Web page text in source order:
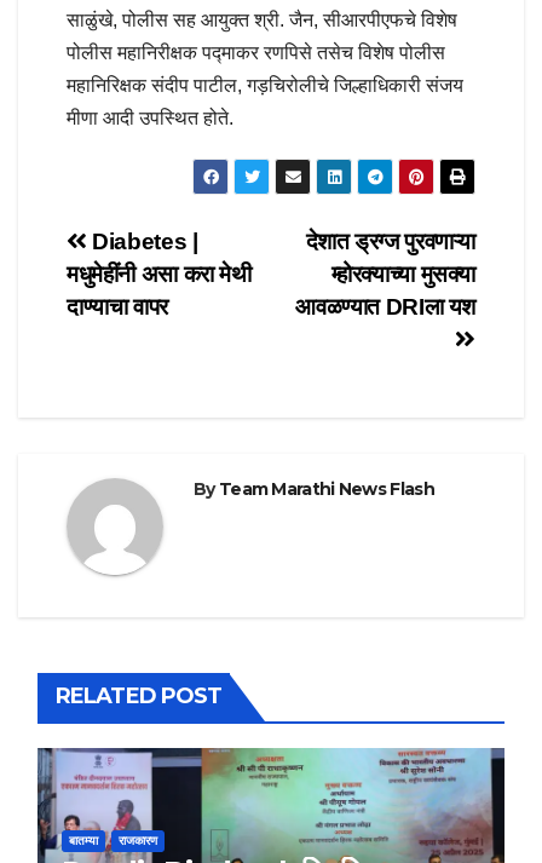
साळुंखे, पोलीस सह आयुक्त श्री. जैन, सीआरपीएफचे विशेष
पोलीस महानिरीक्षक पद्माकर रणपिसे तसेच विशेष पोलीस
महानिरिक्षक संदीप पाटील, गड़चिरोलीचे जिल्हाधिकारी संजय
मीणा आदी उपस्थित होते.
Post
navigation
देशात ड्रग्ज पुरवणाऱ्या
म्होरक्याच्या मुसक्या
आवळण्यात DRIला यश
Diabetes |
मधुमेहींनी असा करा मेथी
दाण्याचा वापर
ByTeam Marathi News Flash
RELATED POST
बातम्या राजकारण